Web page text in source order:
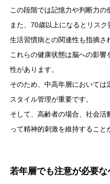
この段階では記憶力や判断力の
また、70歳以上になるとリス
生活習慣病との関連性も指摘さ
これらの健康状態は脳への影
性があります。
そのため、中高年層において
スタイル管理が重要です。
そして、高齢者の場合、社会活
って精神的刺激を維持すること
若年層でも注意が必要な